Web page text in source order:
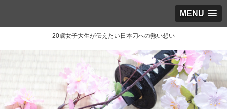
MENU
20歳女子大生が伝えたい日本刀への熱い想い